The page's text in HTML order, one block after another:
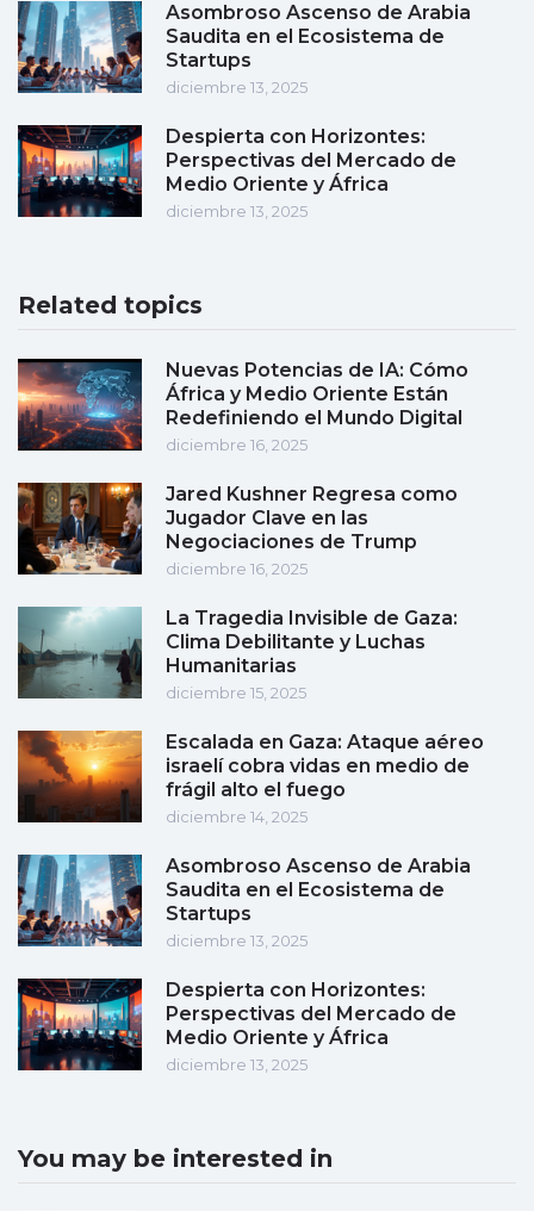
Asombroso Ascenso de Arabia
Saudita en el Ecosistema de
Startups
diciembre 13, 2025
Despierta con Horizontes:
Perspectivas del Mercado de
Medio Oriente y África
diciembre 13, 2025
Related topics
Nuevas Potencias de IA: Cómo
África y Medio Oriente Están
Redefiniendo el Mundo Digital
diciembre 16, 2025
Jared Kushner Regresa como
Jugador Clave en las
Negociaciones de Trump
diciembre 16, 2025
La Tragedia Invisible de Gaza:
Clima Debilitante y Luchas
Humanitarias
diciembre 15, 2025
Escalada en Gaza: Ataque aéreo
israelí cobra vidas en medio de
frágil alto el fuego
diciembre 14, 2025
Asombroso Ascenso de Arabia
Saudita en el Ecosistema de
Startups
diciembre 13, 2025
Despierta con Horizontes:
Perspectivas del Mercado de
Medio Oriente y África
diciembre 13, 2025
You may be interested in